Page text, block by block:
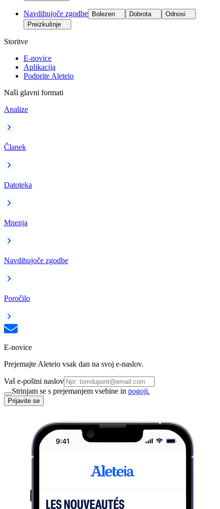
Navdihujoče zgodbe Bolezen Dobrota
Odnosi
Preizkušnje
Storitve
E-novice
Aplikacija
Podprite Aleteio
Naši glavni formati
Analize
Članek
Datoteka
Mnenja
Navdihujoče zgodbe
Poročilo
E-novice
Prejemajte Aleteio vsak dan na svoj e-naslov.
Vaš e-poštni naslov
Strinjam se s prejemanjem vsebine in pogoji.
Prijavite se